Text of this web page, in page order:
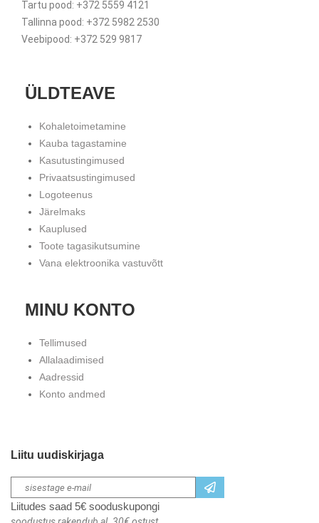
Tartu pood: +372 5559 4121
Tallinna pood: +372 5982 2530
Veebipood: +372 529 9817
ÜLDTEAVE
Kohaletoimetamine
Kauba tagastamine
Kasutustingimused
Privaatsustingimused
Logoteenus
Järelmaks
Kauplused
Toote tagasikutsumine
Vana elektroonika vastuvõtt
MINU KONTO
Tellimused
Allalaadimised
Aadressid
Konto andmed
Liitu uudiskirjaga
Liitudes saad 5€ sooduskupongi